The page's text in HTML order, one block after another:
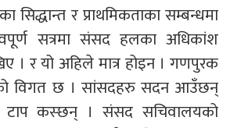
सिद्धान्त र प्राथमिकताका सम्बन्धमा
सत्रमा संसद हलका अधिकांश
। र यो अहिले मात्र होइन । गणपुरक
विगत छ । सांसदहरु सदन आउँछन्
टाप कस्छन् । संसद सचिवालयको